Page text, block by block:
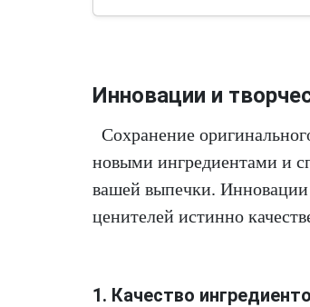
Инновации и
Сохранение
новыми ингредиентами и
вашей выпечки. Инновации
ценителей истинно
1. Качество